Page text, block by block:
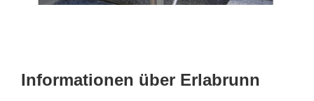
Informationen über Erlabrunn